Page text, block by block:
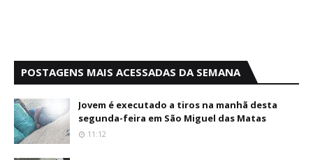
POSTAGENS MAIS ACESSADAS DA SEMANA
Jovem é executado a tiros na manhã desta
segunda-feira em São Miguel das Matas
11:12